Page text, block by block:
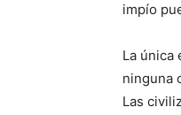
impío
La única
ninguna
Las